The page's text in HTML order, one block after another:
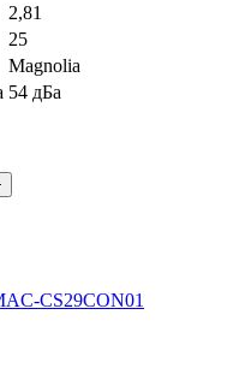
2,81
25
Magnolia
54 дБа
CS29CON01